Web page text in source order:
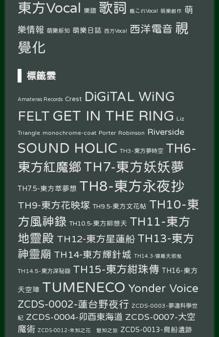
東方Vocal 樂譜 歌詞 艦これVocal 萌樂創作 萌
樂情報 萌樂新知 萌樂日誌 西方Vocal 西洋電音 視
覺化
標籤雲
Amateras Records Crest DiGiTAL WiNG
FELT GET IN THE RING Liz
Triangle monochrome-coat Porter Robinson Riverside
SOUND HOLIC TH3-東方夢時空 TH6-
東方紅魔鄉 TH7-東方妖妖夢
TH7.5-東方萃夢想 TH8-東方永夜抄
TH9-東方花映塚 TH9.5-東方文花帖 TH10-東
方風神錄 TH10.5-東方緋想天 TH11-東方
地靈殿 TH12-東方星蓮船 TH13-東方
神靈廟 TH14-東方輝針城 TH14.3-彈幕天邪鬼
TH14.5-東方深秘錄 TH15-東方紺珠傳 TH16-東方
天空璋 TUMENECO Yonder Voice
ZCDS-0002-蓮台野夜行 ZCDS-0003-夢違科學世
紀 ZCDS-0004-卯酉東海道 ZCDS-0007-大空
魔術 ZCDS-0012-未知之花 魅知之旅 ZCDS-0013-鳥船遺跡